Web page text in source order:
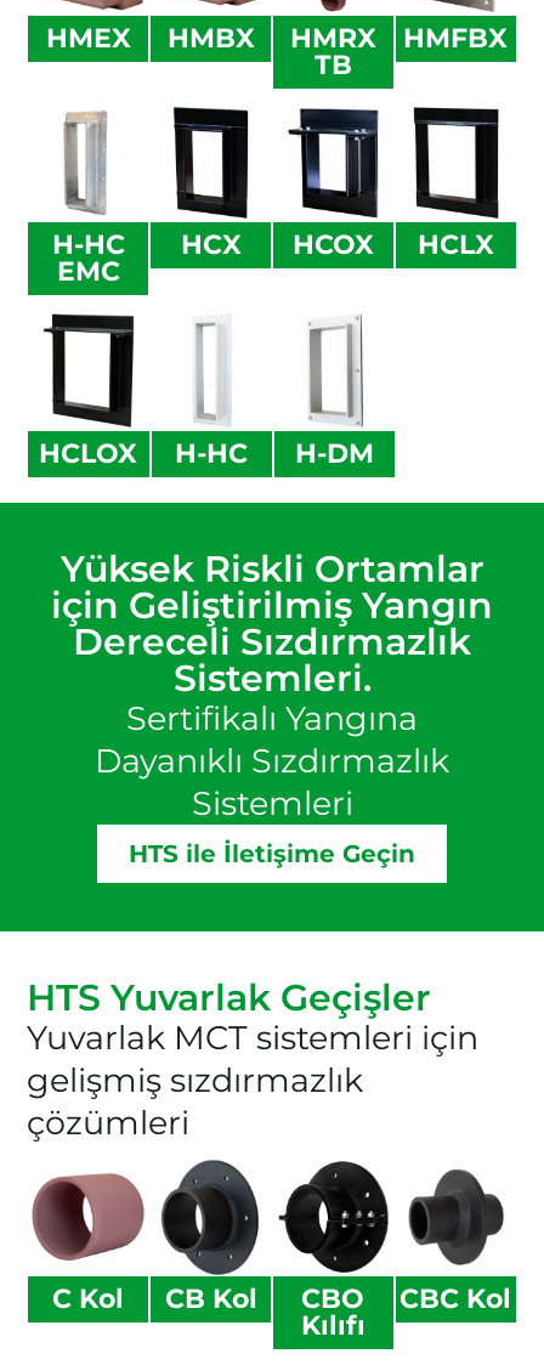
HMEX HMBX
HMRX
TB
HMFBX
H-HC
EMC
HCX HCOX HCLX
HCLOX H-HC H-DM
Yüksek Riskli Ortamlar
için Geliştirilmiş Yangın
Dereceli Sızdırmazlık
Sistemleri.
Sertifikalı Yangına
Dayanıklı Sızdırmazlık
Sistemleri
HTS ile İletişime Geçin
HTS Yuvarlak Geçişler
Yuvarlak MCT sistemleri için
gelişmiş sızdırmazlık
çözümleri
C Kol CB Kol
CBO
Kılıfı
CBC Kol